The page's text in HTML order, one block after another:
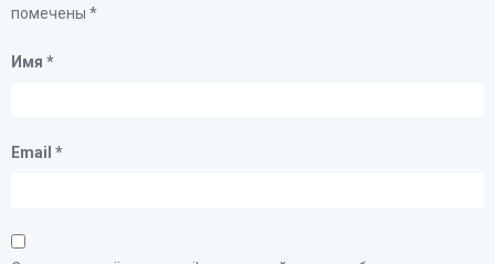
помечены *
Имя *
Email *